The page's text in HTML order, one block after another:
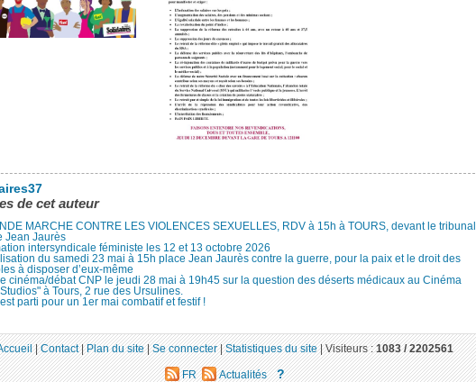
de cet auteur
MARCHE CONTRE LES VIOLENCES SEXUELLES, RDV à 15h à TOURS, devant le tribunal
Jean Jaurès
intersyndicale féministe les 12 et 13 octobre 2026
du samedi 23 mai à 15h place Jean Jaurès contre la guerre, pour la paix et le droit des
à disposer d’eux-même
cinéma/débat CNP le jeudi 28 mai à 19h45 sur la question des déserts médicaux au Cinéma
à Tours, 2 rue des Ursulines.
parti pour un 1er mai combatif et festif !
|Contact|Plan du site|Se connecter|Statistiques du site|Visiteurs :1083 / 2202561
FR Actualités ?